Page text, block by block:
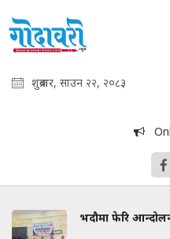
शुक्रबार, साउन २२, २०८३
भदौमा फेरि